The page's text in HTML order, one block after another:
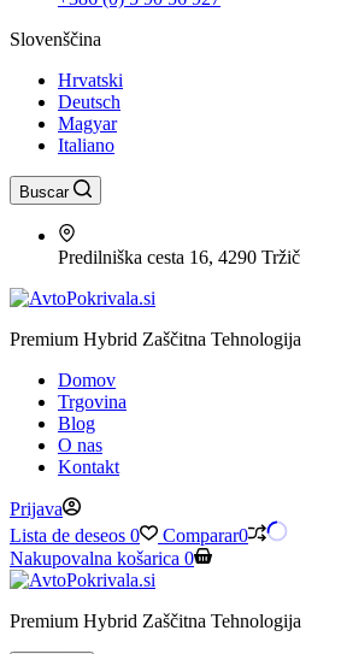
Slovenščina
Hrvatski
Deutsch
Magyar
Italiano
Buscar
Predilniška cesta 16, 4290 Tržič
Premium Hybrid Zaščitna Tehnologija
Domov
Trgovina
Blog
O nas
Kontakt
Prijava
Lista de deseos 0 Comparar0
Nakupovalna košarica 0
Premium Hybrid Zaščitna Tehnologija